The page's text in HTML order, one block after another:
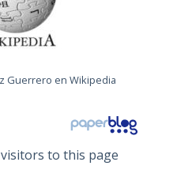
Guerrero en Wikipedia